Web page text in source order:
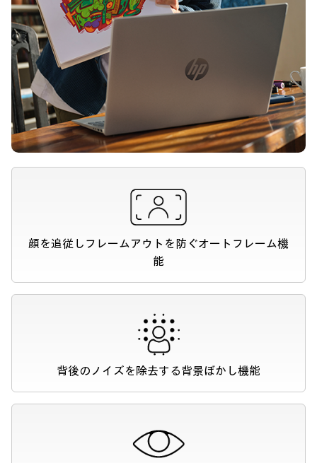
顔を追従しフレームアウトを防ぐオートフレーム機
能
背後のノイズを除去する背景ぼかし機能